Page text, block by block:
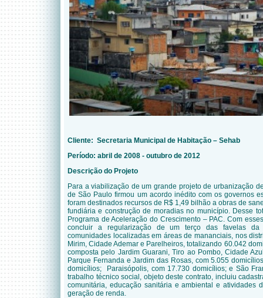
Cliente: Secretaria Municipal de Habitação – Sehab
Período: abril de 2008 - outubro de 2012
Descrição do Projeto
Para a viabilização de um grande projeto de urbanização
de São Paulo firmou um acordo inédito com os governos
foram destinados recursos de R$ 1,49 bilhão a obras de
fundiária e construção de moradias no município. Desse
Programa de Aceleração do Crescimento – PAC. Com
concluir a regularização de um terço das favelas
comunidades localizadas em áreas de mananciais, nos
Mirim, Cidade Ademar e Parelheiros, totalizando 60.042
composta pelo Jardim Guarani, Tiro ao Pombo, Cidade
Parque Fernanda e Jardim das Rosas, com 5.055
domicílios; Paraisópolis, com 17.730 domicílios; e São
trabalho técnico social, objeto deste contrato, incluiu
comunitária, educação sanitária e ambiental e atividades
geração de renda.